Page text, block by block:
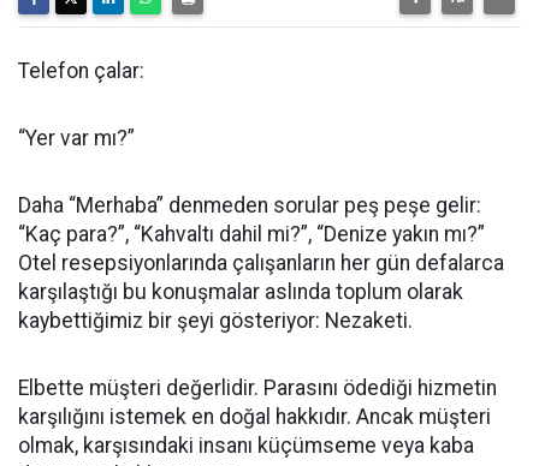
Telefon çalar:
“Yer var mı?”
Daha “Merhaba” denmeden sorular peş peşe gelir:
“Kaç para?”, “Kahvaltı dahil mi?”, “Denize yakın mı?”
Otel resepsiyonlarında çalışanların her gün defalarca
karşılaştığı bu konuşmalar aslında toplum olarak
kaybettiğimiz bir şeyi gösteriyor: Nezaketi.
Elbette müşteri değerlidir. Parasını ödediği hizmetin
karşılığını istemek en doğal hakkıdır. Ancak müşteri
olmak, karşısındaki insanı küçümseme veya kaba